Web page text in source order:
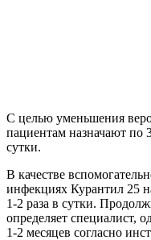
С целью уменьшения
пациентам назначают по
сутки.
В качестве
инфекциях Курантил 25
1-2 раза в сутки.
определяет специалист,
1-2 месяцев согласно